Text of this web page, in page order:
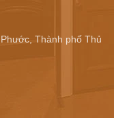
Thành phố Thủ